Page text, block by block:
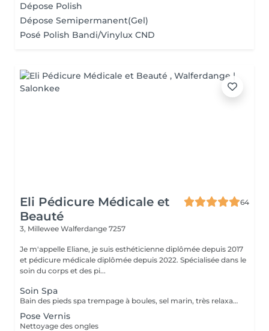
Dépose Polish
Dépose Semipermanent(Gel)
Posé Polish Bandi/Vinylux CND
Eli Pédicure Médicale et
Beauté
64
3, Millewee Walferdange 7257
Je m'appelle Eliane, je suis esthéticienne diplômée depuis 2017
et pédicure médicale diplômée depuis 2022. Spécialisée dans le
soin du corps et des pi...
Soin Spa
Bain des pieds spa trempage à boules, sel marin, très relaxant. Gommage & massage inclus. Service non disponible pour ongles mycosiques , je propose l'autre solution de traitement.
Pose Vernis
Nettoyage des ongles